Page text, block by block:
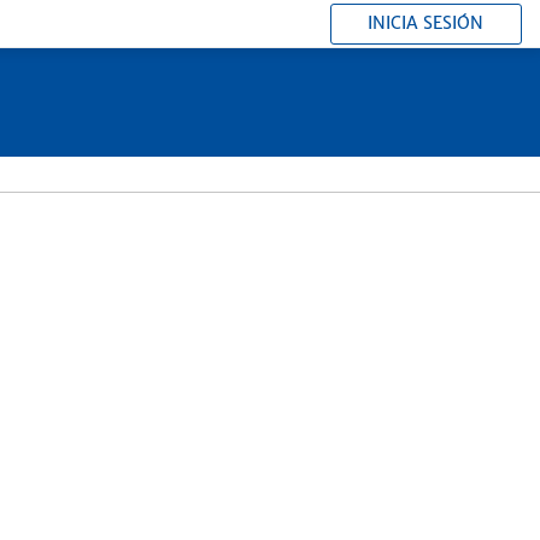
INICIA SESIÓN